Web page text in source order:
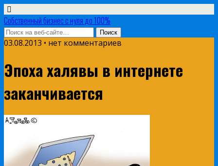
Собственный бизнес с нуля до 100%
03.08.2013 • нет комментариев
Эпоха халявы в интернете
заканчивается